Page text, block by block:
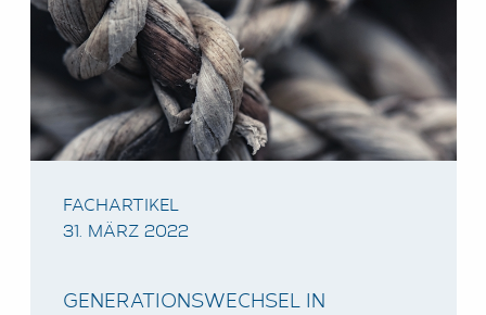
FACHARTIKEL
31. MÄRZ 2022
GENERATIONSWECHSEL IN